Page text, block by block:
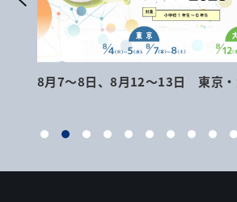
8月7～8日、8月12～13日 東京・